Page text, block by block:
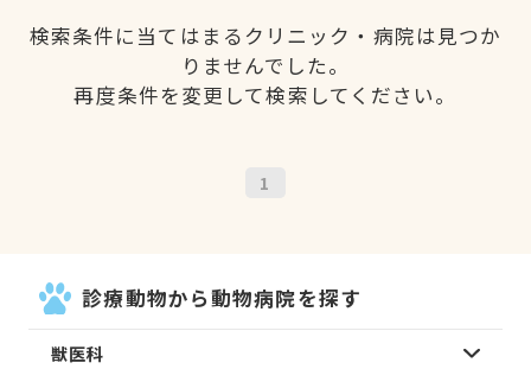
検索条件に当てはまるクリニック・病院は見つか
りませんでした。
再度条件を変更して検索してください。
1
診療動物から動物病院を探す
獣医科